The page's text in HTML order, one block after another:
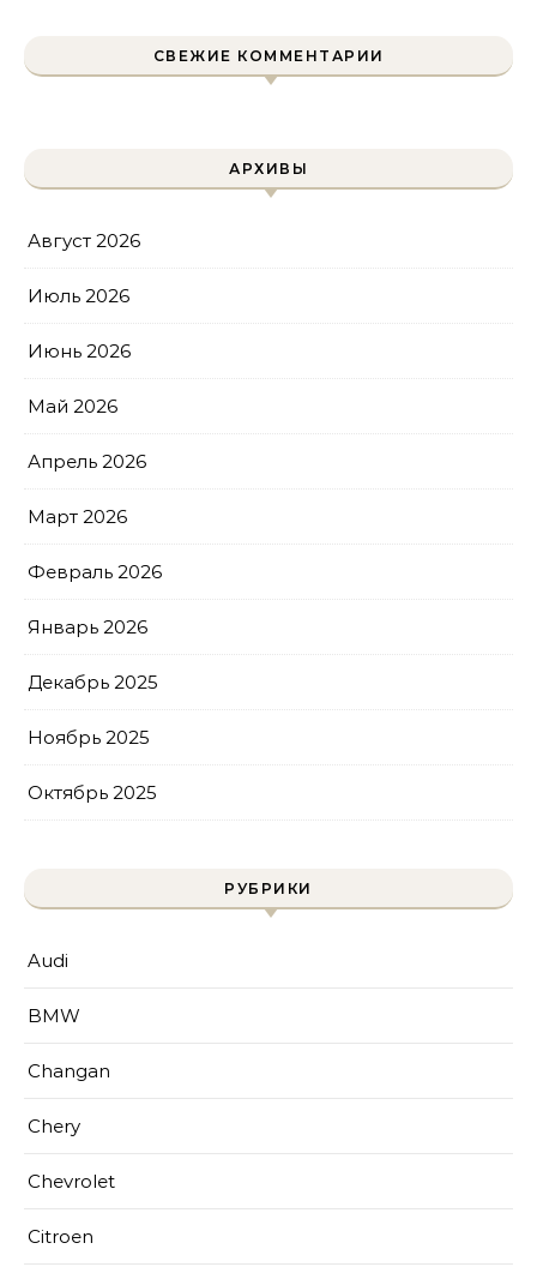
СВЕЖИЕ КОММЕНТАРИИ
АРХИВЫ
Август 2026
Июль 2026
Июнь 2026
Май 2026
Апрель 2026
Март 2026
Февраль 2026
Январь 2026
Декабрь 2025
Ноябрь 2025
Октябрь 2025
РУБРИКИ
Audi
BMW
Changan
Chery
Chevrolet
Citroen